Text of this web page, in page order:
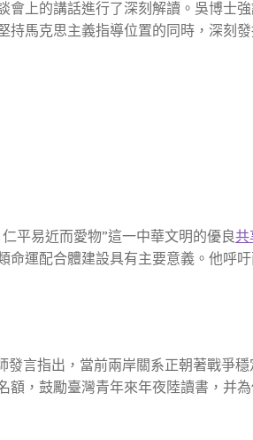
會上的講話進行了深刻解讀。吳博士
持馬克思主義指導位置的同時，深刻
平易近而愛物”這一中華文明的優良共
命運配合體建設具有主要意義。他呼
發言指出，當前兩岸關系正朝著戰爭
，鼓勵臺灣青年來年夜陸讀書，并